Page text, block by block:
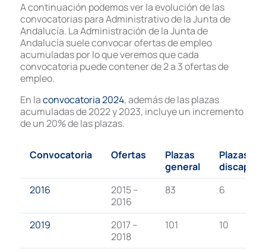
A continuación podemos ver la evolución de las
convocatorias para Administrativo de la Junta de
Andalucía. La Administración de la Junta de
Andalucía suele convocar ofertas de empleo
acumuladas por lo que veremos que cada
convocatoria puede contener de 2 a 3 ofertas de
empleo.
En laconvocatoria 2024, además de las plazas
acumuladas de 2022 y 2023, incluye un incremento
de un 20% de las plazas.
Convocatoria Ofertas
Plazas
general
Plazas
2016
2015 –
2016
83 6
2019
2017 –
2018
101 10